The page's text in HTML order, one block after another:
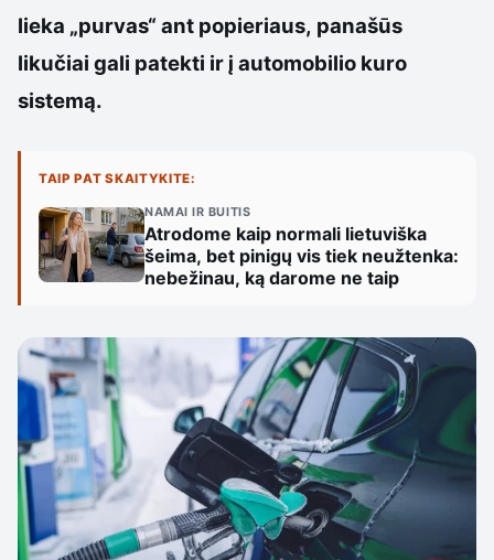
lieka „purvas“ ant popieriaus, panašūs
likučiai gali patekti ir į automobilio kuro
sistemą.
TAIP PAT SKAITYKITE:
NAMAI IR BUITIS
Atrodome kaip normali lietuviška
šeima, bet pinigų vis tiek neužtenka:
nebežinau, ką darome ne taip